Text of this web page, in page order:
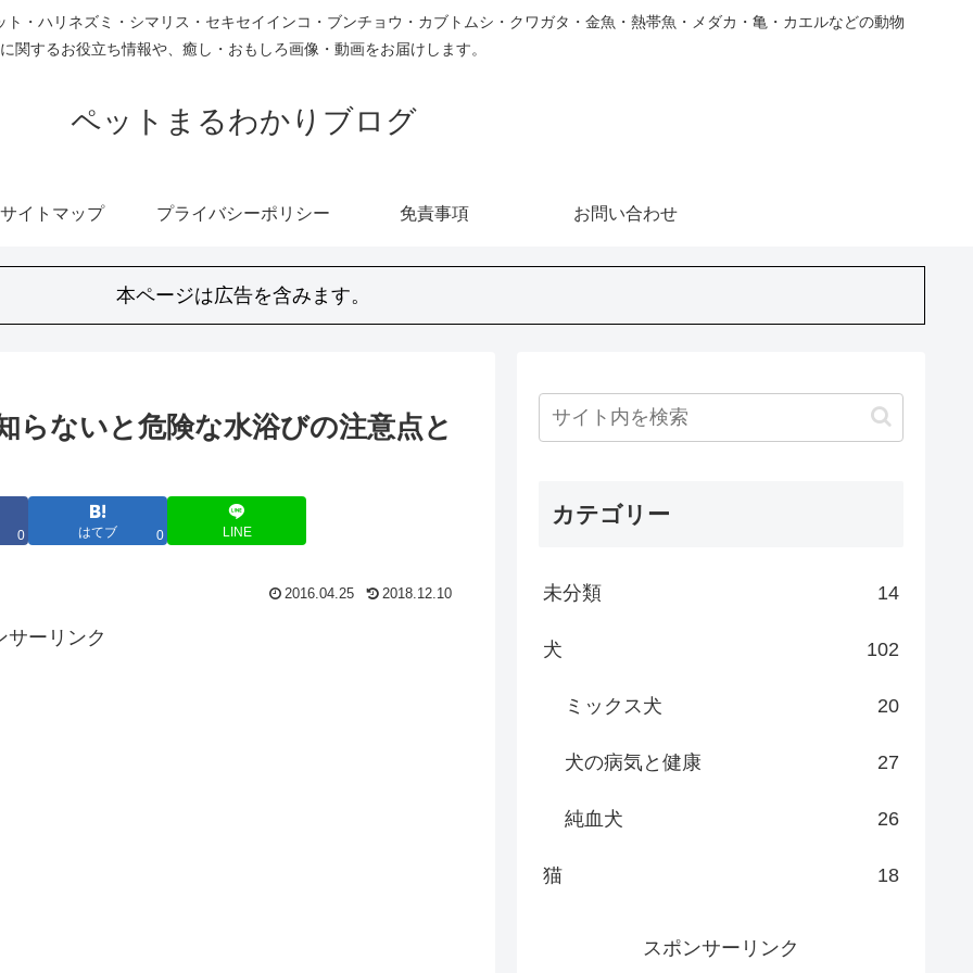
・ハリネズミ・シマリス・セキセイインコ・ブンチョウ・カブトムシ・クワガタ・金魚・熱帯魚・メダカ・亀・カエルなどの動物
に関するお役立ち情報や、癒し・おもしろ画像・動画をお届けします。
ペットまるわかりブログ
サイトマップ プライバシーポリシー 免責事項 お問い合わせ
本ページは広告を含みます。
らないと危険な水浴びの注意点と
0 はてブ 0 LINE
2016.04.25 2018.12.10
サーリンク
カテゴリー
未分類 14
犬 102
ミックス犬 20
犬の病気と健康 27
純血犬 26
猫 18
スポンサーリンク